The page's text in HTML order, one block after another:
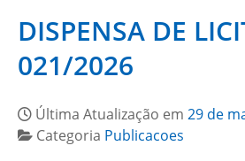
DISPENSA DE
021/2026
Última Atualização em 29 de
Categoria Publicacoes